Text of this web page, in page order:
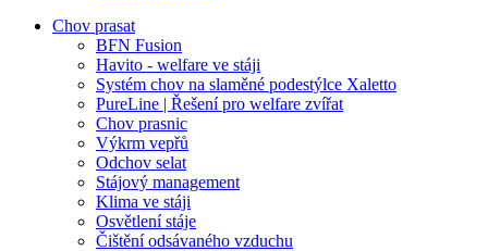
Chov prasat
BFN Fusion
Havito - welfare ve stáji
Systém chov na slaměné podestýlce Xaletto
PureLine | Řešení pro welfare zvířat
Chov prasnic
Výkrm vepřů
Odchov selat
Stájový management
Klima ve stáji
Osvětlení stáje
Čištění odsávaného vzduchu